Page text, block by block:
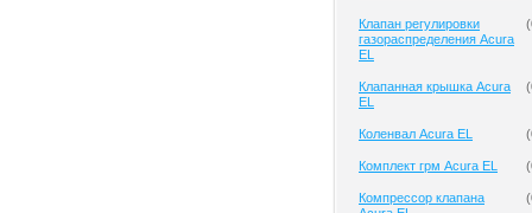
Клапан регулировки
газораспределения Acura
EL
(
Клапанная крышка Acura
EL
(
Коленвал Acura EL (
Комплект грм Acura EL (
Компрессор клапана
(